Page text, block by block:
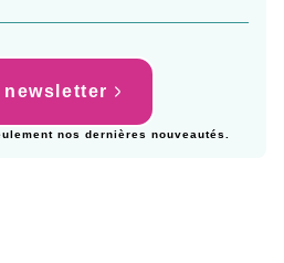
nos dernières nouveautés.